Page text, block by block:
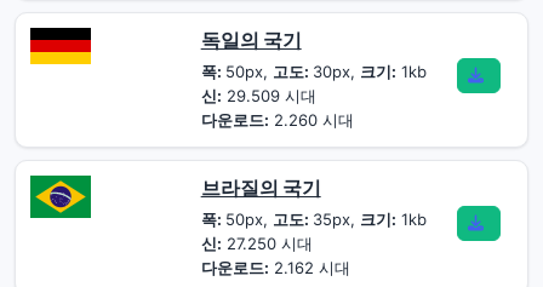
독일의 국기
폭: 50px, 고도: 30px, 크기: 1kb
신: 29.509 시대
다운로드: 2.260 시대
브라질의 국기
폭: 50px, 고도: 35px, 크기: 1kb
신: 27.250 시대
다운로드: 2.162 시대